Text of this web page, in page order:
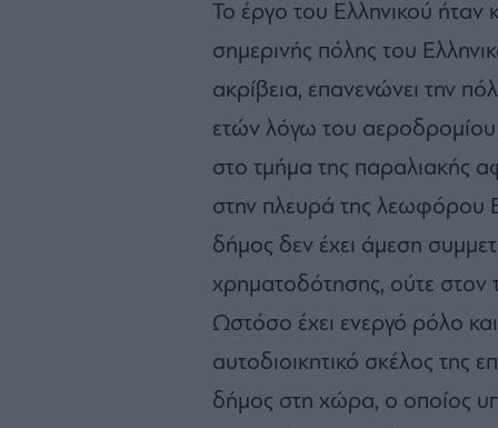
Το έργο του Ελληνικού ήταν
σημερινής πόλης του
ακρίβεια, επανενώνει την
ετών λόγω του
στο τμήμα της παραλιακής
στην πλευρά της λεωφόρου
δήμος δεν έχει άμεση
χρηματοδότησης, ούτε στον
Ωστόσο έχει ενεργό ρόλο
αυτοδιοικητικό σκέλος της
δήμος στη χώρα, ο οποίος